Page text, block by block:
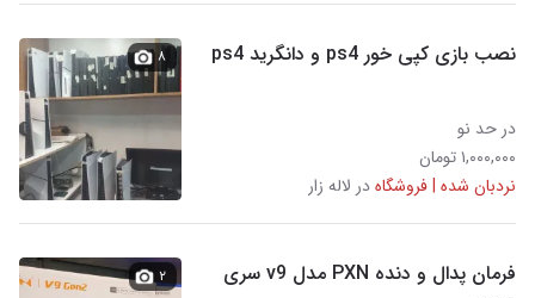
نصب بازی کپی خور ps4 و دانگرید ps4
در حد نو
۱,۰۰۰,۰۰۰ تومان
نردبان شده | فروشگاهدر لاله زار
۸
فرمان پدال و دنده PXN مدل v9 سری
۲